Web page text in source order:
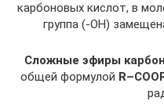
карбоновых кислот, в
группа (-ОН)
Сложные эфиры
общей формулой